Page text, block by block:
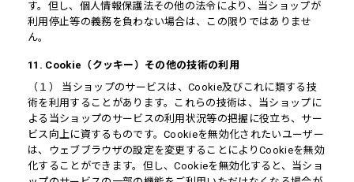
す。但し、個人情報保護法その他の法令により、当ショップが
利用停止等の義務を負わない場合は、この限りではありませ
ん。
11. Cookie（クッキー）その他の技術の利用
（１） 当ショップのサービスは、Cookie及びこれに類する技
術を利用することがあります。これらの技術は、当ショップに
よる当ショップのサービスの利用状況等の把握に役立ち、サー
ビス向上に資するものです。Cookieを無効化されたいユーザー
は、ウェブブラウザの設定を変更することによりCookieを無効
化することができます。但し、Cookieを無効化すると、当ショ